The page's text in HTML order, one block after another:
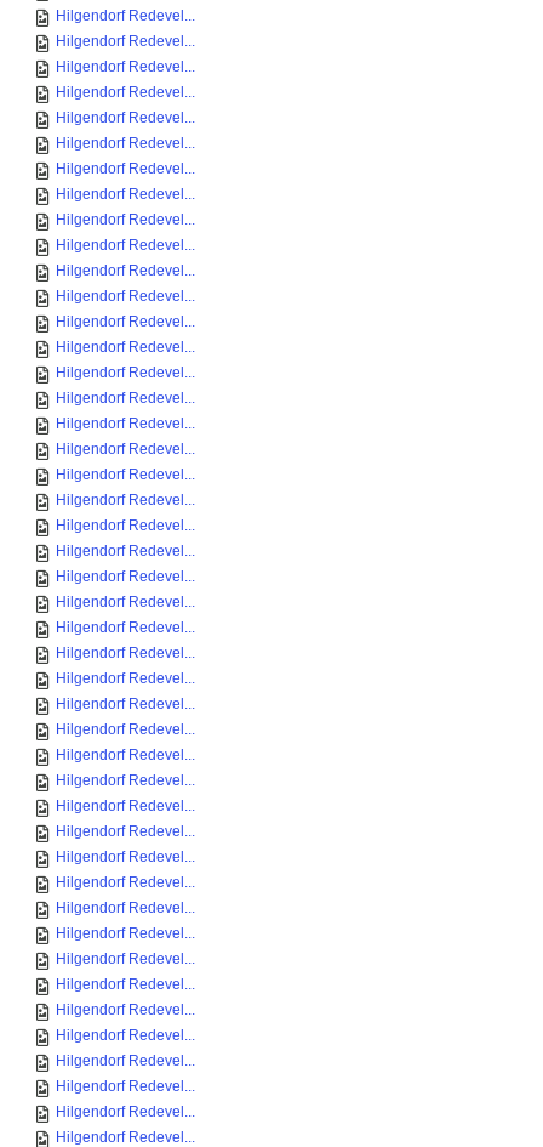
Hilgendorf Redevel...
Hilgendorf Redevel...
Hilgendorf Redevel...
Hilgendorf Redevel...
Hilgendorf Redevel...
Hilgendorf Redevel...
Hilgendorf Redevel...
Hilgendorf Redevel...
Hilgendorf Redevel...
Hilgendorf Redevel...
Hilgendorf Redevel...
Hilgendorf Redevel...
Hilgendorf Redevel...
Hilgendorf Redevel...
Hilgendorf Redevel...
Hilgendorf Redevel...
Hilgendorf Redevel...
Hilgendorf Redevel...
Hilgendorf Redevel...
Hilgendorf Redevel...
Hilgendorf Redevel...
Hilgendorf Redevel...
Hilgendorf Redevel...
Hilgendorf Redevel...
Hilgendorf Redevel...
Hilgendorf Redevel...
Hilgendorf Redevel...
Hilgendorf Redevel...
Hilgendorf Redevel...
Hilgendorf Redevel...
Hilgendorf Redevel...
Hilgendorf Redevel...
Hilgendorf Redevel...
Hilgendorf Redevel...
Hilgendorf Redevel...
Hilgendorf Redevel...
Hilgendorf Redevel...
Hilgendorf Redevel...
Hilgendorf Redevel...
Hilgendorf Redevel...
Hilgendorf Redevel...
Hilgendorf Redevel...
Hilgendorf Redevel...
Hilgendorf Redevel...
Hilgendorf Redevel...